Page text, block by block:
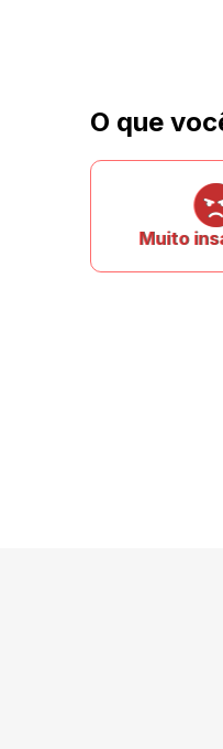
O que
Muito